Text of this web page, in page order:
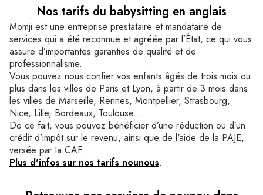
Nos tarifs du babysitting en anglais
Momji est une entreprise prestataire et mandataire de
services qui a été reconnue et agréée par l’État, ce qui vous
assure d’importantes garanties de qualité et de
professionnalisme.
Vous pouvez nous confier vos enfants âgés de trois mois ou
plus dans les villes de Paris et Lyon, à partir de 3 mois dans
les villes de Marseille, Rennes, Montpellier, Strasbourg,
Nice, Lille, Bordeaux, Toulouse...
De ce fait, vous pouvez bénéficier d’une réduction ou d’un
crédit d’impôt sur le revenu, ainsi que de l'aide de la PAJE,
versée par la CAF.
Plus d'infos sur nos tarifs nounous.